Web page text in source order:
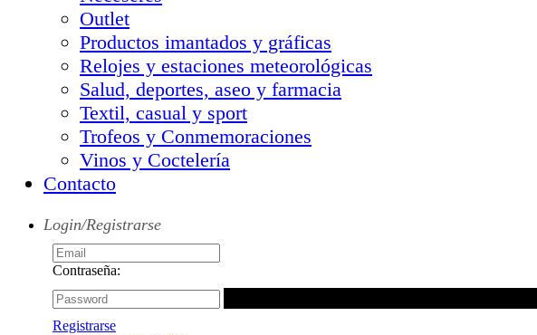
Outlet
Productos imantados y gráficas
Relojes y estaciones meteorológicas
Salud, deportes, aseo y farmacia
Textil, casual y sport
Trofeos y Conmemoraciones
Vinos y Coctelería
Contacto
Login/Registrarse
Contraseña:
Registrarse